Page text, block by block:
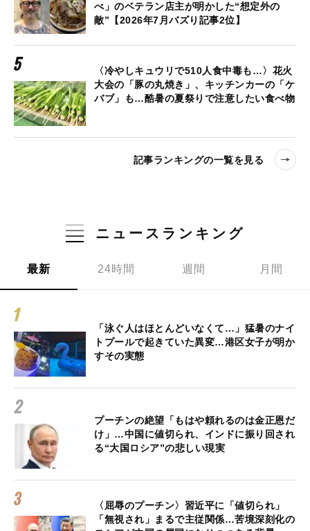
べ」のベテラン店主が明かした“想定外の
敵”【2026年7月バズり記事2位】
〈冷やしキュウリで510人食中毒も…〉花火
大会の「豚の丸焼き」、キッチンカーの「ケ
バブ」も…酷暑の夏祭りで注意したい食べ物
記事ランキングの一覧を見る
ニュースランキング
最新 24時間 週間 月間
「泳ぐ人はほとんどいなくて…」猛暑のナイ
トプールで起きていた異変…港区女子が明か
すその実態
プーチンの絶望「もはや頼れるのは金正恩だ
け」…中国に値切られ、インドに振り回され
る“大国ロシア”の悲しい現実
〈屈辱のプーチン〉習近平に「値切られ」
「無視され」まるで主従関係…苦境深刻化の